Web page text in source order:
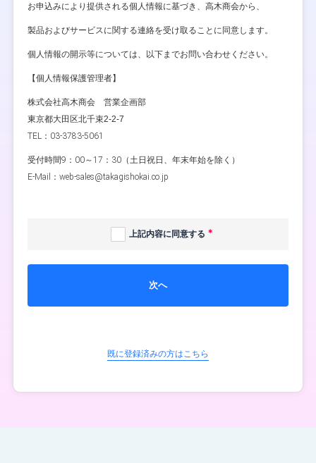
お申込みにより提供される個人情報に基づき、高木商会から、
製品およびサービスに関する連絡を受け取ることに同意します。
個人情報の開示等については、以下までお問い合わせください。
【個人情報保護管理者】
株式会社高木商会 営業企画部
東京都大田区北千束2-2-7
TEL：03-3783-5061
受付時間9：00～17：30（土日祝日、年末年始を除く）
E-Mail：web-sales@takagishokai.co.jp
上記内容に同意する
次へ
既に登録済みの方はこちら